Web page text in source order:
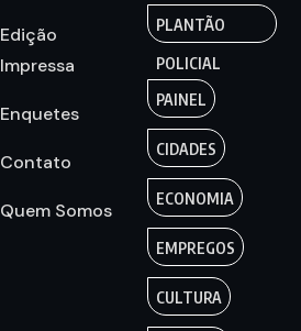
Edição
Impressa
Enquetes
Contato
Quem Somos
PLANTÃO
POLICIAL
PAINEL
CIDADES
ECONOMIA
EMPREGOS
CULTURA